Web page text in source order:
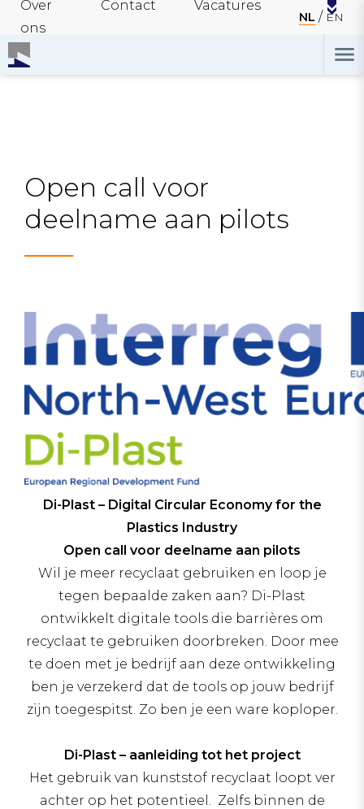
Over
ons
Contact Vacatures
NL EN
Open call voor
deelname aan pilots
Di-Plast – Digital Circular Economy for the
Plastics Industry
Open call voor deelname aan pilots
Wil je meer recyclaat gebruiken en loop je
tegen bepaalde zaken aan? Di-Plast
ontwikkelt digitale tools die barrières om
recyclaat te gebruiken doorbreken. Door mee
te doen met je bedrijf aan deze ontwikkeling
ben je verzekerd dat de tools op jouw bedrijf
zijn toegespitst. Zo ben je een ware koploper.
Di-Plast – aanleiding tot het project
Het gebruik van kunststof recyclaat loopt ver
achter op het potentieel. Zelfs binnen de